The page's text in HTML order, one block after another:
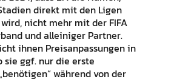
direkt mit den Ligen
nicht mehr mit der FIFA
und alleiniger Partner.
ihnen Preisanpassungen in
sie ggf. nur die erste
während von der